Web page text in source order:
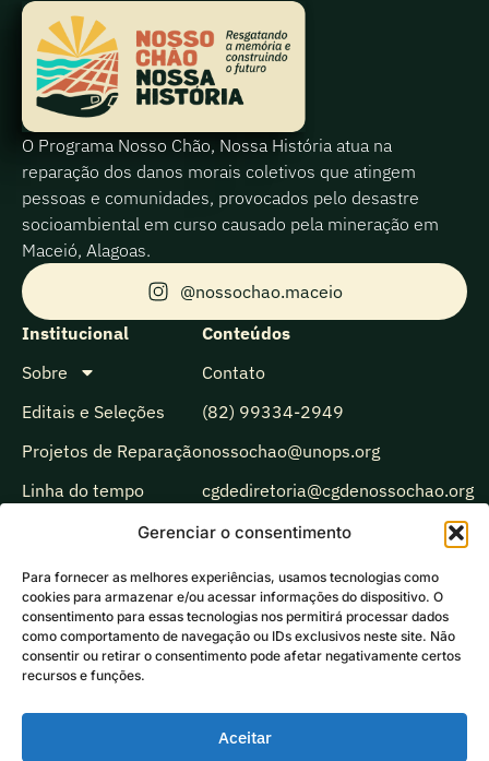
Gerenciar o consentimento
Para fornecer as melhores experiências, usamos tecnologias como
cookies para armazenar e/ou acessar informações do dispositivo. O
consentimento para essas tecnologias nos permitirá processar dados
como comportamento de navegação ou IDs exclusivos neste site. Não
consentir ou retirar o consentimento pode afetar negativamente certos
recursos e funções.
Aceitar
O Programa Nosso Chão, Nossa História atua na
reparação dos danos morais coletivos que atingem
pessoas e comunidades, provocados pelo desastre
socioambiental em curso causado pela mineração em
Maceió, Alagoas.
@nossochao.maceio
Institucional
Sobre
Editais e Seleções
Projetos de Reparação
Linha do tempo
Observatório
Comunicação
Ecoando
Conteúdos
Contato
(82) 99334-2949
nossochao@unops.org
cgdediretoria@cgdenossochao.org